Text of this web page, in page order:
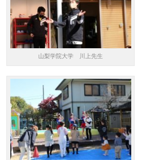
山梨学院大学 川上先生